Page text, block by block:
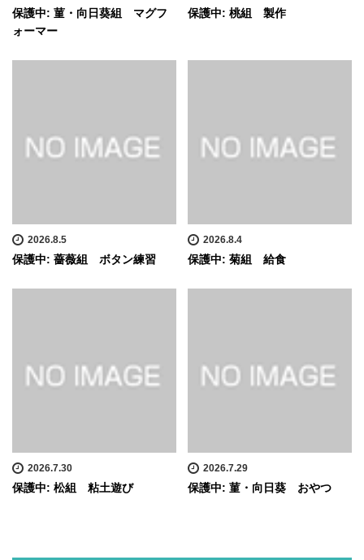
保護中: 菫・向日葵組 マグフ
ォーマー
保護中: 桃組 製作
2026.8.5
保護中: 薔薇組 ボタン練習
2026.8.4
保護中: 菊組 給食
2026.7.30
保護中: 松組 粘土遊び
2026.7.29
保護中: 菫・向日葵 おやつ